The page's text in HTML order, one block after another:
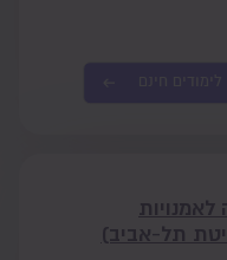
תל-אביב)